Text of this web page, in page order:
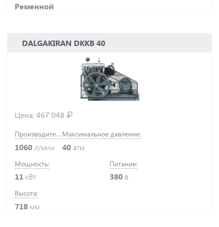
Ременной
DALGAKIRAN DKKB 40
Цена:467 048
Производительность:
1060 л/мин
Максимальное давление:
40 атм
Мощность:
11 кВт
Питание:
380 в
Высота:
718 мм